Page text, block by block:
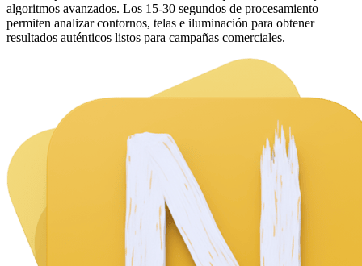
algoritmos avanzados. Los 15‑30 segundos de procesamiento
permiten analizar contornos, telas e iluminación para obtener
resultados auténticos listos para campañas comerciales.